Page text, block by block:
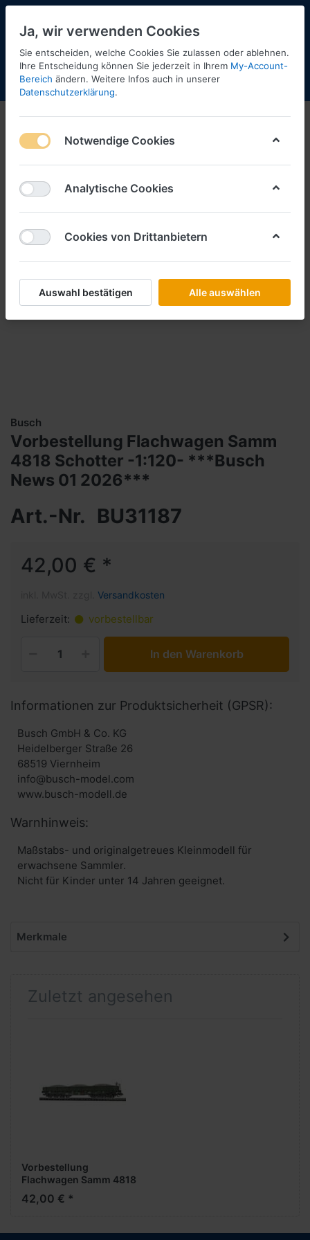
Menü Anmelden Shopaktualisierung
Busch
Vorbestellung Flachwagen Samm
4818 Schotter -1:120- ***Busch
News 01 2026***
Art.-Nr. BU31187
42,00 € *
Versandkosten
Lieferzeit: vorbestellbar
In den Warenkorb
Informationen zur Produktsicherheit (GPSR):
Busch GmbH & Co. KG
Heidelberger Straße 26
68519 Viernheim
info@busch-model.com
www.busch-modell.de
Warnhinweis:
Maßstabs- und originalgetreues Kleinmodell für
erwachsene Sammler.
Nicht für Kinder unter 14 Jahren geeignet.
Merkmale
Zuletzt angesehen
Vorbestellung
Flachwagen Samm 4818
Schotter -1:120-
***Busch News 01
42,00 € *
Ja, wir verwenden Cookies
Sie entscheiden, welche Cookies Sie zulassen oder ablehnen.
Ihre Entscheidung können Sie jederzeit in Ihrem My-Account-
Bereich ändern. Weitere Infos auch in unserer
Datenschutzerklärung.
Notwendige Cookies
Analytische Cookies
Cookies von Drittanbietern
Auswahl bestätigen Alle auswählen